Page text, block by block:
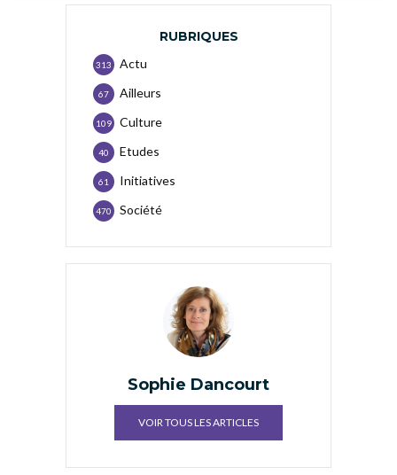
RUBRIQUES
Actu
313
Ailleurs
67
Culture
109
Etudes
40
Initiatives
61
Société
470
Sophie Dancourt
VOIR TOUS LES ARTICLES